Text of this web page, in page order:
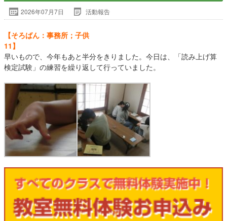
2026年07月7日 活動報告
【そろばん：事務所；子供
11】
早いもので、今年もあと半分をきりました。今日は、「読み上げ算
検定試験」の練習を繰り返して行っていました。